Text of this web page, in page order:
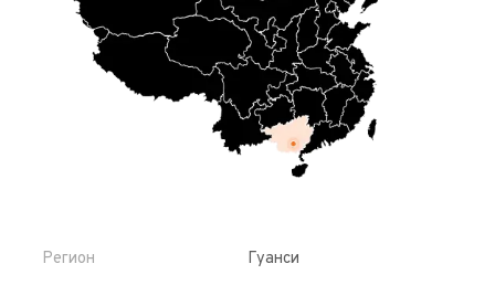
Регион Гуанси